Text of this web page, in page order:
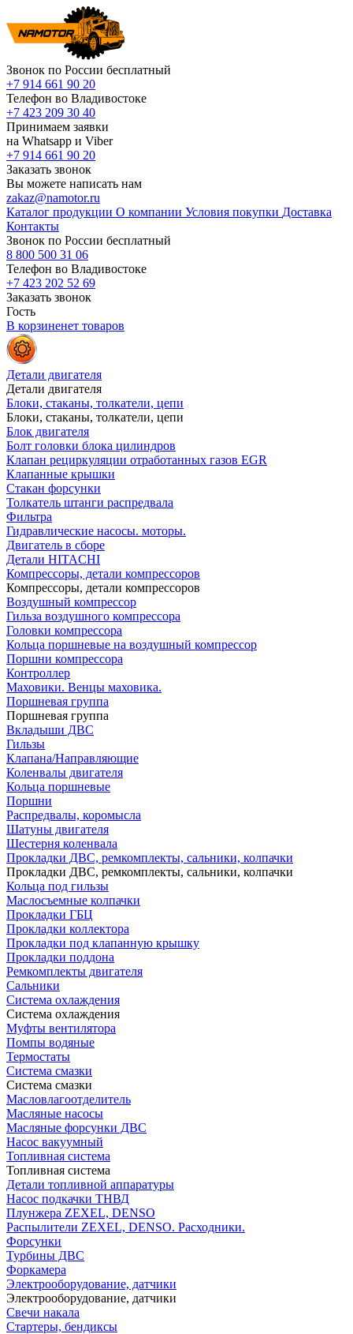
Звонок по России бесплатный
+7 914 661 90 20
Телефон во Владивостоке
+7 423 209 30 40
Принимаем заявки
на Whatsapp и Viber
+7 914 661 90 20
Заказать звонок
Вы можете написать нам
zakaz@namotor.ru
Каталог продукции О компании Условия покупки Доставка
Контакты
Звонок по России бесплатный
8 800 500 31 06
Телефон во Владивостоке
+7 423 202 52 69
Заказать звонок
Гость
В корзиненет товаров
Детали двигателя
Детали двигателя
Блоки, стаканы, толкатели, цепи
Блоки, стаканы, толкатели, цепи
Блок двигателя
Болт головки блока цилиндров
Клапан рециркуляции отработанных газов EGR
Клапанные крышки
Стакан форсунки
Толкатель штанги распредвала
Фильтра
Гидравлические насосы. моторы.
Двигатель в сборе
Детали HITACHI
Компрессоры, детали компрессоров
Компрессоры, детали компрессоров
Воздушный компрессор
Гильза воздушного компрессора
Головки компрессора
Кольца поршневые на воздушный компрессор
Поршни компрессора
Контроллер
Маховики. Венцы маховика.
Поршневая группа
Поршневая группа
Вкладыши ДВС
Гильзы
Клапана/Направляющие
Коленвалы двигателя
Кольца поршневые
Поршни
Распредвалы, коромысла
Шатуны двигателя
Шестерня коленвала
Прокладки ДВС, ремкомплекты, сальники, колпачки
Прокладки ДВС, ремкомплекты, сальники, колпачки
Кольца под гильзы
Маслосъемные колпачки
Прокладки ГБЦ
Прокладки коллектора
Прокладки под клапанную крышку
Прокладки поддона
Ремкомплекты двигателя
Сальники
Система охлаждения
Система охлаждения
Муфты вентилятора
Помпы водяные
Термостаты
Система смазки
Система смазки
Масловлагоотделитель
Масляные насосы
Масляные форсунки ДВС
Насос вакуумный
Топливная система
Топливная система
Детали топливной аппаратуры
Насос подкачки ТНВД
Плунжера ZEXEL, DENSO
Распылители ZEXEL, DENSO. Расходники.
Форсунки
Турбины ДВС
Форкамера
Электрооборудование, датчики
Электрооборудование, датчики
Свечи накала
Стартеры, бендиксы